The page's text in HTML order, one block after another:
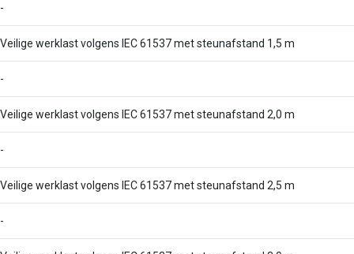
-
Veilige werklast volgens IEC 61537 met steunafstand 1,5 m
-
Veilige werklast volgens IEC 61537 met steunafstand 2,0 m
-
Veilige werklast volgens IEC 61537 met steunafstand 2,5 m
-